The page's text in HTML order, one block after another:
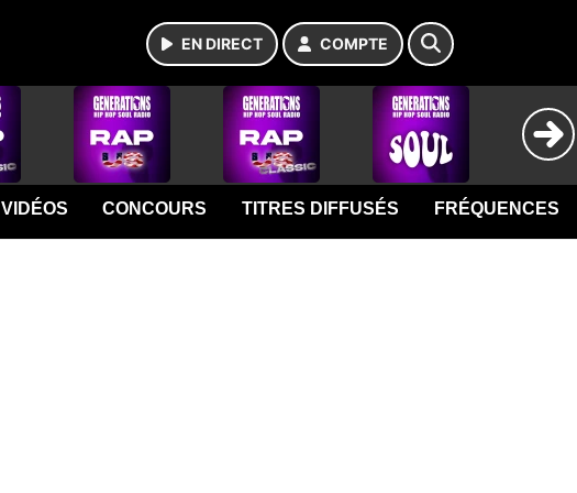
EN DIRECT COMPTE
VIDÉOS CONCOURS TITRES DIFFUSÉS FRÉQUENCES